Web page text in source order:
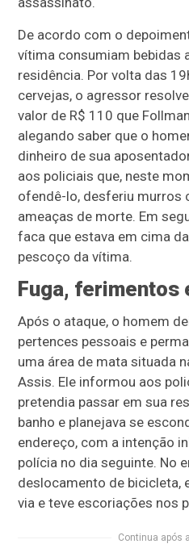
De acordo com o
vítima consumiam bebidas
residência. Por volta das
cervejas, o agressor
valor de R$ 110 que
alegando saber que o
dinheiro de sua
aos policiais que, neste
ofendê-lo, desferiu murros
ameaças de morte. Em
faca que estava em cima
pescoço da vítima.
Fuga, ferimentos
Após o ataque, o homem
pertences pessoais e
uma área de mata situada
Assis. Ele informou aos
pretendia passar em sua
banho e planejava se
endereço, com a intenção
polícia no dia seguinte. No
deslocamento de bicicleta,
via e teve escoriações nos
Continua após